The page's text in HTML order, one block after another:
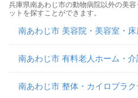
兵庫県南あわじ市の動物病院以外の美
ットを探すことができます。
南あわじ市 美容院・美容室・床
南あわじ市 有料老人ホーム・介
南あわじ市 整体・カイロプラク